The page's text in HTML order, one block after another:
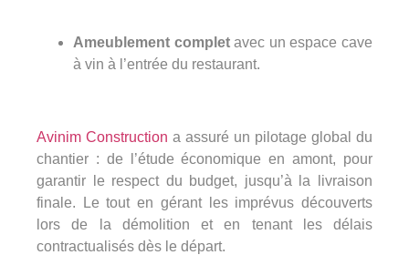
Ameublement completavec un espace cave
à vin à l’entrée du restaurant.
Avinim Construction a assuré un pilotage global du
chantier : de l’étude économique en amont, pour
garantir le respect du budget, jusqu’à la livraison
finale. Le tout en gérant les imprévus découverts
lors de la démolition et en tenant les délais
contractualisés dès le départ.